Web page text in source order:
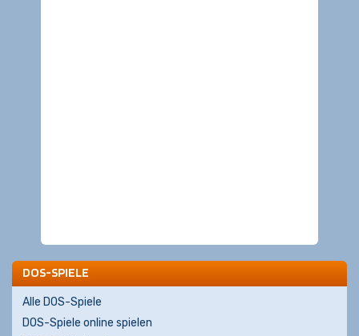
DOS-SPIELE
Alle DOS-Spiele
DOS-Spiele online spielen